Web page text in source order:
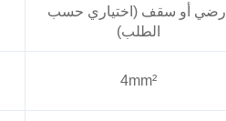
أرضي أو سقف (اختياري حسب
الطلب)
4mm²